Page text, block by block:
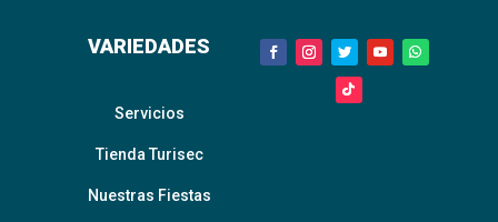
VARIEDADES
Servicios
Tienda Turisec
Nuestras Fiestas